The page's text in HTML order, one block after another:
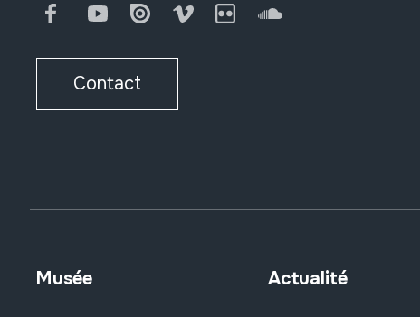
FacebookYoutubeIssuu Vimeo FlickrSoundCloud
Contact
Musée Actualité